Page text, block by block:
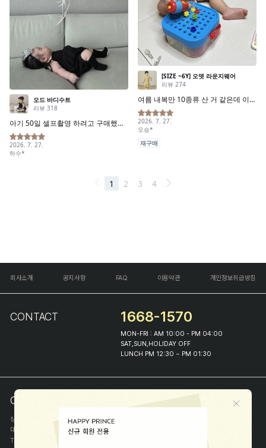
회사소개 공지사항 FAQ 이용약관 개인정보취급방침
CONTACT 1668-1570
MON-FRI : AM 10:00 - PM 04:00
SAT,SUN,HOLIDAY OFF
LUNCH PM 12:30 ~ PM 01:30
COMPANY INFO
상호
(주)해피프린스
대표
이화진
TEL